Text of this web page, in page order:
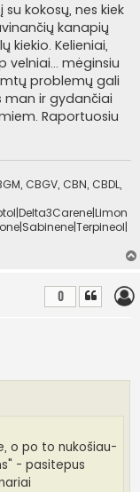
kokosų, nes kiek
kanapių
kiekio. Kelieniai,
velniai... mėginsiu
problemų gali
man ir gydančiai
Raportuosiu
CBGV, CBN, CBDL,
0
o po to nukošiau-
- pasitepus